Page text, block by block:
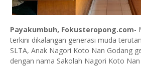
Payakumbuh, Fokusteropong.com-
terkini dikalangan generasi muda
SLTA, Anak Nagori Koto Nan Godang
dengan nama Sakolah Nagori Koto